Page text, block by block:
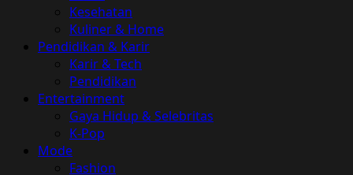
Kesehatan
Kuliner & Home
Pendidikan & Karir
Karir & Tech
Pendidikan
Entertainment
Gaya Hidup & Selebritas
K-Pop
Mode
Fashion